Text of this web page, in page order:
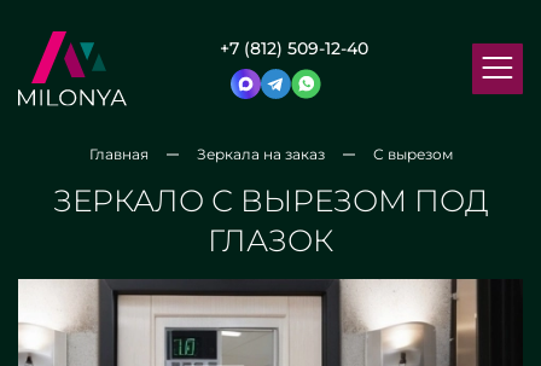
+7 (812) 509-12-40
Главная Зеркала на заказ С вырезом
ЗЕРКАЛО С ВЫРЕЗОМ ПОД
ГЛАЗОК